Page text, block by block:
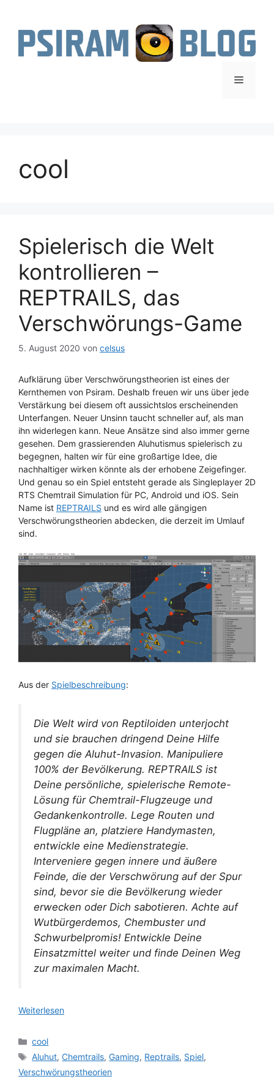
springen
Menü
cool
Spielerisch die Welt
kontrollieren –
REPTRAILS, das
Verschwörungs-Game
5. August 2020 von celsus
Aufklärung über Verschwörungstheorien ist eines der
Kernthemen von Psiram. Deshalb freuen wir uns über jede
Verstärkung bei diesem oft aussichtslos erscheinenden
Unterfangen. Neuer Unsinn taucht schneller auf, als man
ihn widerlegen kann. Neue Ansätze sind also immer gerne
gesehen. Dem grassierenden Aluhutismus spielerisch zu
begegnen, halten wir für eine großartige Idee, die
nachhaltiger wirken könnte als der erhobene Zeigefinger.
Und genau so ein Spiel entsteht gerade als Singleplayer 2D
RTS Chemtrail Simulation für PC, Android und iOS. Sein
Name ist REPTRAILS und es wird alle gängigen
Verschwörungstheorien abdecken, die derzeit im Umlauf
sind.
Aus der Spielbeschreibung:
Die Welt wird von Reptiloiden unterjocht
und sie brauchen dringend Deine Hilfe
gegen die Aluhut-Invasion. Manipuliere
100% der Bevölkerung. REPTRAILS ist
Deine persönliche, spielerische Remote-
Lösung für Chemtrail-Flugzeuge und
Gedankenkontrolle. Lege Routen und
Flugpläne an, platziere Handymasten,
entwickle eine Medienstrategie.
Interveniere gegen innere und äußere
Feinde, die der Verschwörung auf der Spur
sind, bevor sie die Bevölkerung wieder
erwecken oder Dich sabotieren. Achte auf
Wutbürgerdemos, Chembuster und
Schwurbelpromis! Entwickle Deine
Einsatzmittel weiter und finde Deinen Weg
zur maximalen Macht.
Weiterlesen
Kategorien
cool
Schlagwörter
Aluhut,Chemtrails,Gaming, Reptrails, Spiel,
Verschwörungstheorien